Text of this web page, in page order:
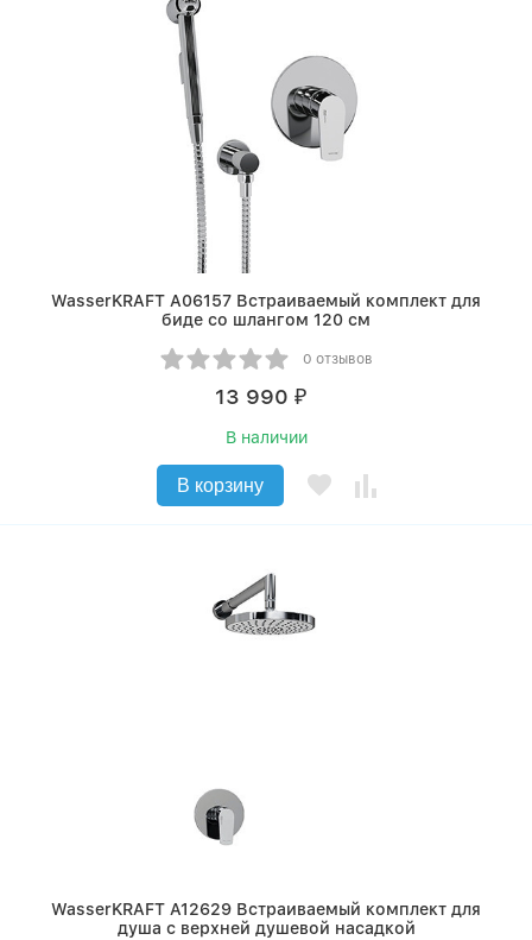
WasserKRAFT A06157 Встраиваемый комплект для
биде со шлангом 120 см
0 отзывов
13 990 ₽
В наличии
В корзину
WasserKRAFT A12629 Встраиваемый комплект для
душа с верхней душевой насадкой